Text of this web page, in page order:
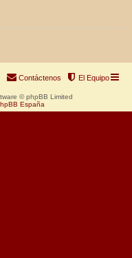
El Equipo
Contáctenos
© phpBB Limited
España